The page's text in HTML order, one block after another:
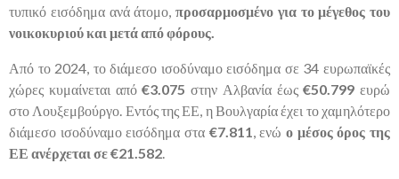
τυπικό εισόδημα ανά άτομο, προσαρμοσμένο για το μέγεθος του
νοικοκυριού και μετά από φόρους.
Από το 2024, το διάμεσο ισοδύναμο εισόδημα σε 34 ευρωπαϊκές
χώρες κυμαίνεται από€3.075 στην Αλβανία έως€50.799 ευρώ
στο Λουξεμβούργο. Εντός της ΕΕ, η Βουλγαρία έχει το χαμηλότερο
διάμεσο ισοδύναμο εισόδημα στα €7.811, ενώο μέσος όρος της
ΕΕ ανέρχεται σε €21.582.